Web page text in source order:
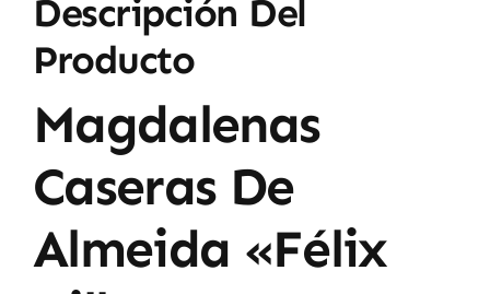
Descripción Del
Producto
Magdalenas
Caseras De
Almeida «Félix